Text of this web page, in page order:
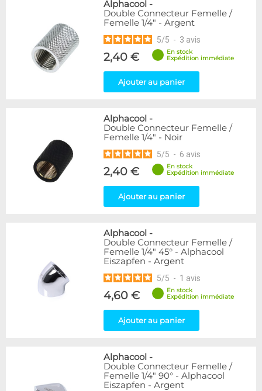
Alphacool -
Double Connecteur Femelle /
Femelle 1/4" - Argent
5/5 - 3 avis
2,40 €
En stock
Expédition immédiate
Ajouter au panier
Alphacool -
Double Connecteur Femelle /
Femelle 1/4" - Noir
5/5 - 6 avis
2,40 €
En stock
Expédition immédiate
Ajouter au panier
Alphacool -
Double Connecteur Femelle /
Femelle 1/4" 45° - Alphacool
Eiszapfen - Argent
5/5 - 1 avis
4,60 €
En stock
Expédition immédiate
Ajouter au panier
Alphacool -
Double Connecteur Femelle /
Femelle 1/4" 90° - Alphacool
Eiszapfen - Argent